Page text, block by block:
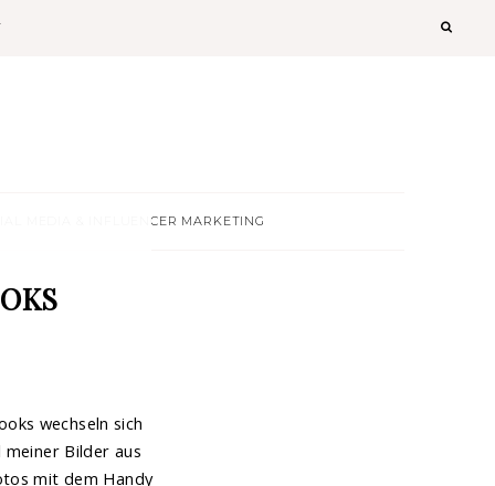
MEDIA & INFLUENCER MARKETING
wechseln sich
Bilder aus
mit dem Handy